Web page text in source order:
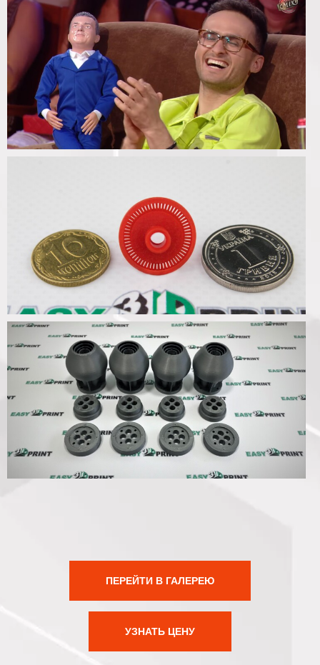
ПЕРЕЙТИ В ГАЛЕРЕЮ
УЗНАТЬ ЦЕНУ